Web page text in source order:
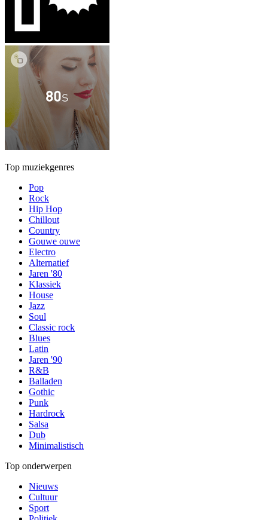
Top muziekgenres
Pop
Rock
Hip Hop
Chillout
Country
Gouwe ouwe
Electro
Alternatief
Jaren '80
Klassiek
House
Jazz
Soul
Classic rock
Blues
Latin
Jaren '90
R&B
Balladen
Gothic
Punk
Hardrock
Salsa
Dub
Minimalistisch
Top onderwerpen
Nieuws
Cultuur
Sport